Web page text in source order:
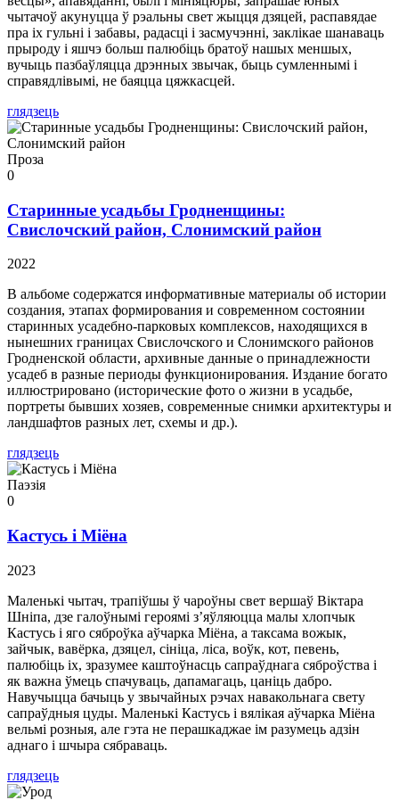
чытачоў акунуцца ў рэальны свет жыцця дзяцей, распавядае
пра іх гульні і забавы, радасці і засмучэнні, заклікае шанаваць
прыроду і яшчэ больш палюбіць братоў нашых меншых,
вучыць пазбаўляцца дрэнных звычак, быць сумленнымі і
справядлівымі, не баяцца цяжкасцей.
глядзець
Проза
0
Старинные усадьбы Гродненщины:
Свислочский район, Слонимский район
2022
В альбоме содержатся информативные материалы об истории
создания, этапах формирования и современном состоянии
старинных усадебно-парковых комплексов, находящихся в
нынешних границах Свислочского и Слонимского районов
Гродненской области, архивные данные о принадлежности
усадеб в разные периоды функционирования. Издание богато
иллюстрировано (исторические фото о жизни в усадьбе,
портреты бывших хозяев, современные снимки архитектуры и
ландшафтов разных лет, схемы и др.).
глядзець
Паэзія
0
Кастусь і Міёна
2023
Маленькі чытач, трапіўшы ў чароўны свет вершаў Віктара
Шніпа, дзе галоўнымі героямі з’яўляюцца малы хлопчык
Кастусь і яго сяброўка аўчарка Міёна, а таксама вожык,
зайчык, вавёрка, дзяцел, сініца, ліса, воўк, кот, певень,
палюбіць іх, зразумее каштоўнасць сапраўднага сяброўства і
як важна ўмець спачуваць, дапамагаць, цаніць дабро.
Навучыцца бачыць у звычайных рэчах навакольнага свету
сапраўдныя цуды. Маленькі Кастусь і вялікая аўчарка Міёна
вельмі розныя, але гэта не перашкаджае ім разумець адзін
аднаго і шчыра сябраваць.
глядзець